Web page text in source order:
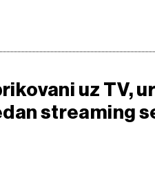
uz TV,
streaming